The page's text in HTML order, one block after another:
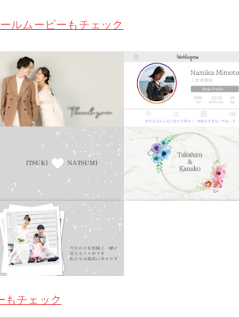
ルムービーもチェック
もチェック